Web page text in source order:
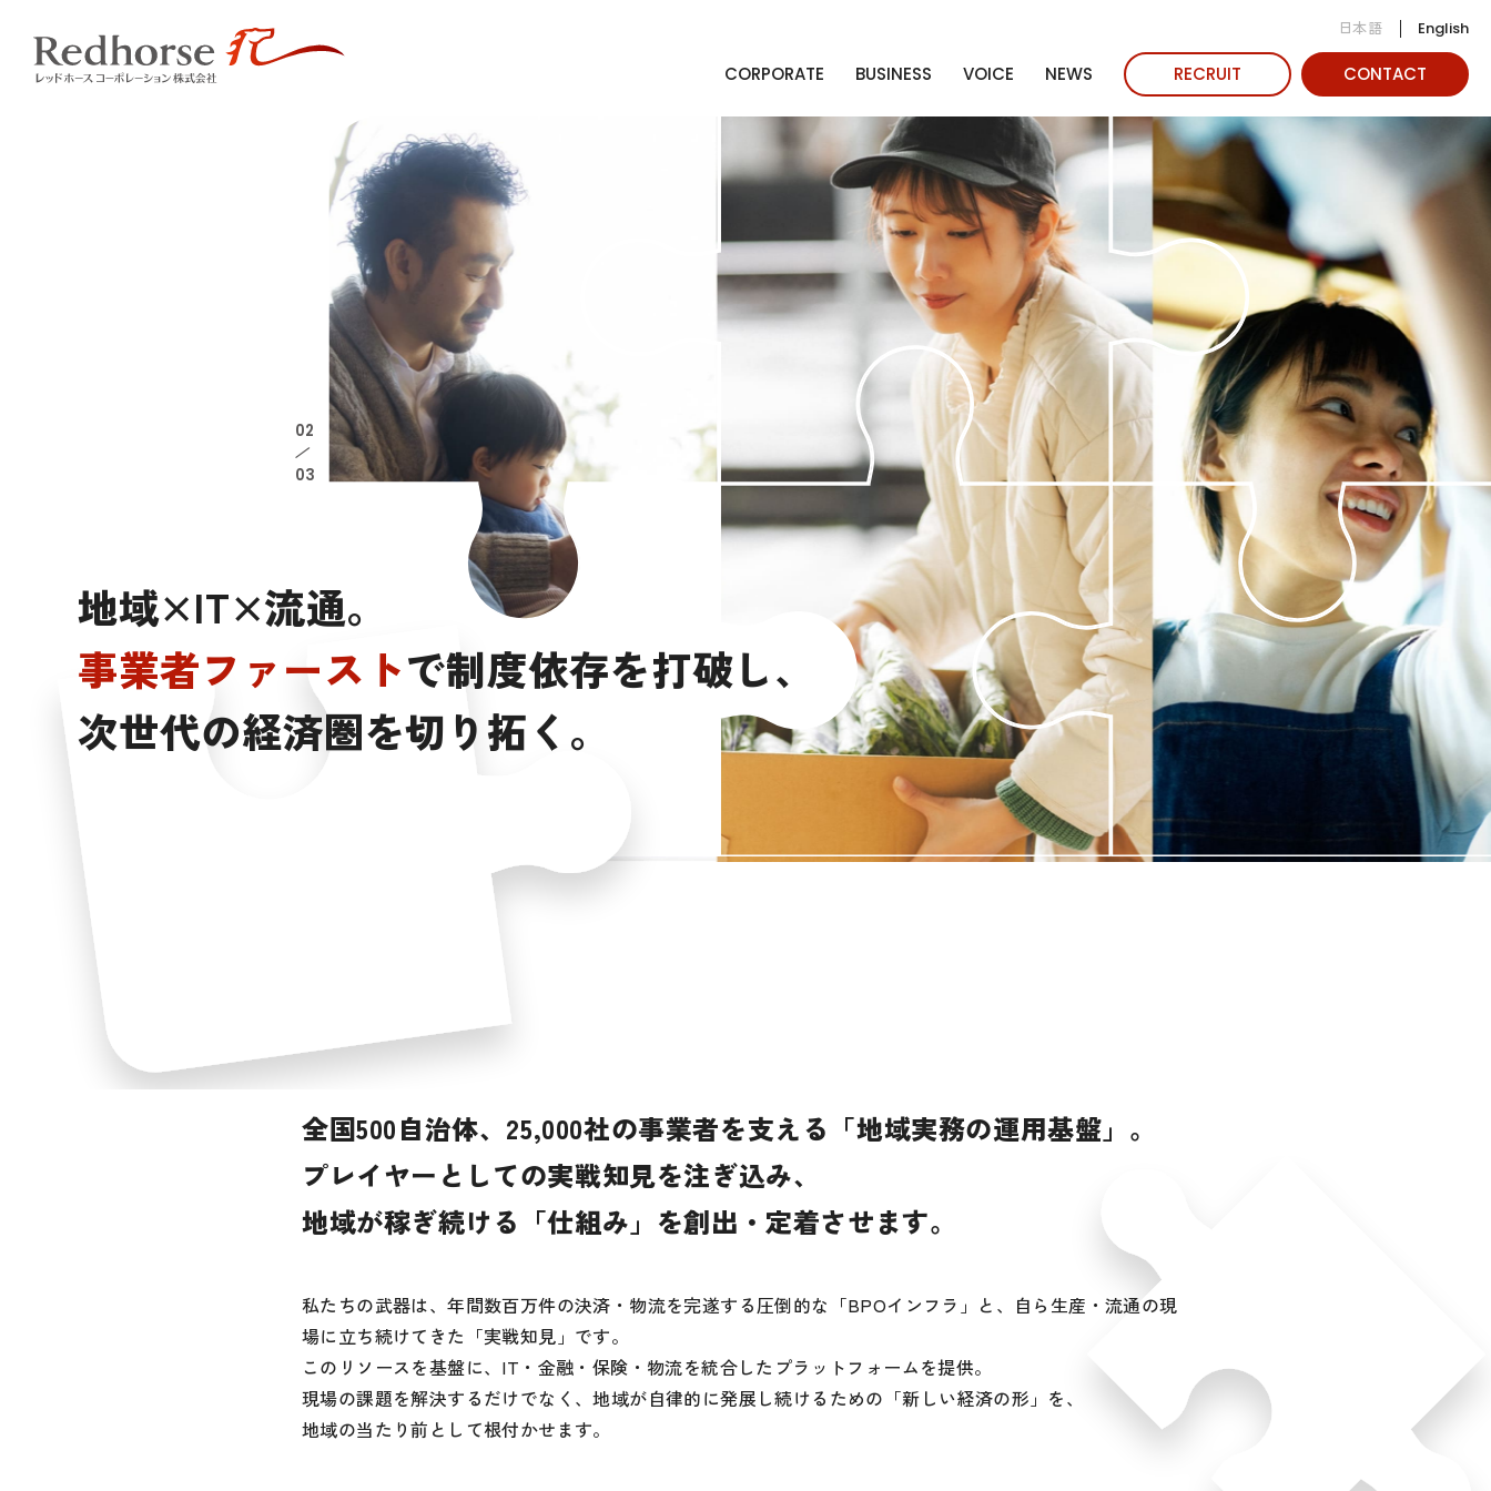
日本語 English
CORPORATE BUSINESS VOICE NEWS RECRUIT CONTACT
地域×IT×流通。
事業者フ ァース トで制度依存を打破し、
次世代の経済圏を切り拓く 。
02
/
03
全国500自治体、25,000社の事業者を支える「地域実務の運用基盤」。
プレイヤーとしての実戦知見を注ぎ込み、
地域が稼ぎ続ける「仕組み」を創出・定着させます。
私たちの武器は、年間数百万件の決済・物流を完遂する圧倒的な「BPOインフラ」と、自ら生産・流通の現
場に立ち続けてきた「実戦知見」です。
このリソースを基盤に、IT・金融・保険・物流を統合したプラットフォームを提供。
現場の課題を解決するだけでなく、地域が自律的に発展し続けるための「新しい経済の形」を、
地域の当たり前として根付かせます。